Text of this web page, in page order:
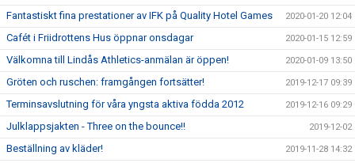
Fantastiskt fina prestationer av IFK på Quality Hotel Games 2020-01-20 12:04
Cafét i Friidrottens Hus öppnar onsdagar 2020-01-15 12:59
Välkomna till Lindås Athletics-anmälan är öppen! 2020-01-09 13:50
Gröten och ruschen: framgången fortsätter! 2019-12-17 09:39
Terminsavslutning för våra yngsta aktiva födda 2012 2019-12-16 09:29
Julklappsjakten - Three on the bounce!! 2019-12-02
Beställning av kläder! 2019-11-28 14:32